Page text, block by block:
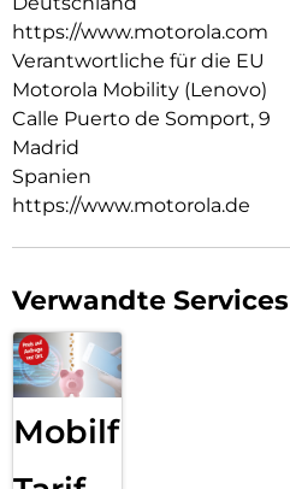
https://www.motorola.com
Verantwortliche für die EU
Motorola Mobility (Lenovo)
Calle Puerto de Somport, 9
Madrid
Spanien
https://www.motorola.de
Verwandte Services
Mobilfunk